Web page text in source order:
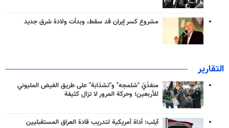
مشروع كسر إيران قد سقط، وبدأت ولادة شرق جديد
التقارير
منفذَيّ "شلمجه" و"تشذابة" على طريق الفيض المليوني
للأربعين؛ وحركة المرور لا تزال كثيفة
آيلب: أداة أمريكية لتدريب قادة العراق المستقبليين